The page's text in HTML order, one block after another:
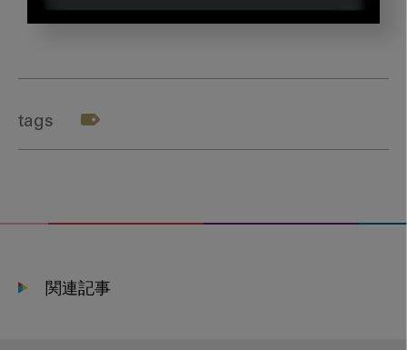
tags
関連記事